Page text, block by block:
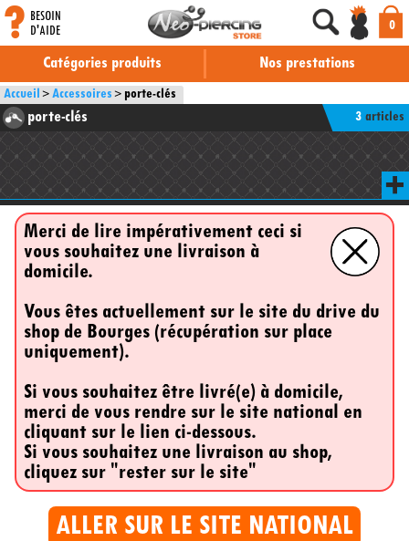
BESOIN
D'AIDE
0
Catégories produits Nos prestations
Accueil Accessoires porte-clés
porte-clés 3 articles
Merci de lire impérativement ceci si
vous souhaitez une livraison à
domicile.
Vous êtes actuellement sur le site du drive du
shop de Bourges (récupération sur place
uniquement).
Si vous souhaitez être livré(e) à domicile,
merci de vous rendre sur le site national en
cliquant sur le lien ci-dessous.
Si vous souhaitez une livraison au shop,
cliquez sur "rester sur le site"
ALLER SUR LE SITE NATIONAL